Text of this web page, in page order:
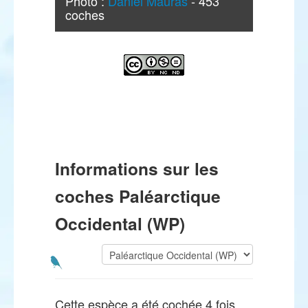
coches
Informations sur les
coches Paléarctique
Occidental (WP)
Cette espèce a été cochée 4 fois.